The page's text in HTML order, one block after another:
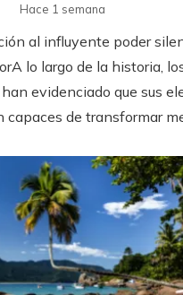
Hace 1 semana
al influyente poder
lo largo de la historia,
evidenciado que sus
de transformar